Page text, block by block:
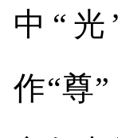
中“
作“尊